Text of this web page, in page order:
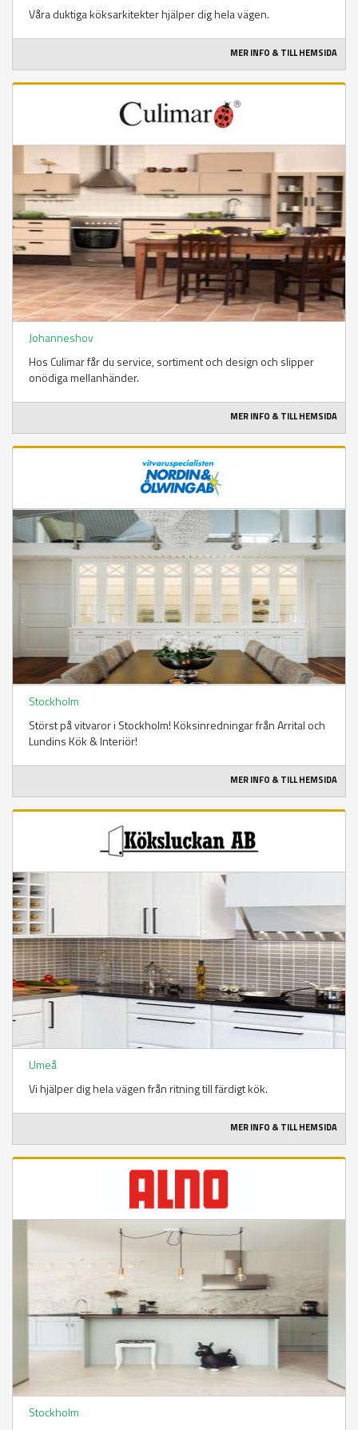
Våra duktiga köksarkitekter hjälper dig hela vägen.
MER INFO & TILL HEMSIDA
Johanneshov
Hos Culimar får du service, sortiment och design och slipper
onödiga mellanhänder.
MER INFO & TILL HEMSIDA
Stockholm
Störst på vitvaror i Stockholm! Köksinredningar från Arrital och
Lundins Kök & Interiör!
MER INFO & TILL HEMSIDA
Umeå
Vi hjälper dig hela vägen från ritning till färdigt kök.
MER INFO & TILL HEMSIDA
Stockholm